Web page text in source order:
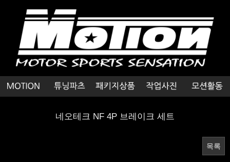
네오테크 NF 4P 브레이크 세트
목록